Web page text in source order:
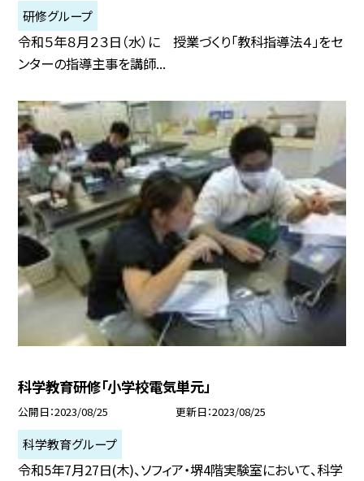
研修グループ
令和５年８月２３日（水）に 授業づくり「教科指導法４」をセ
ンターの指導主事を講師...
科学教育研修「小学校電気単元」
公開日 2023/08/25 更新日 2023/08/25
科学教育グループ
令和5年7月27日(木)、ソフィア・堺4階実験室において、科学